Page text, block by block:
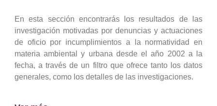
En esta sección encontrarás los resultados de las
investigación motivadas por denuncias y actuaciones
de oficio por incumplimientos a la normatividad en
materia ambiental y urbana desde el año 2002 a la
fecha, a través de un filtro que ofrece tanto los datos
generales, como los detalles de las investigaciones.